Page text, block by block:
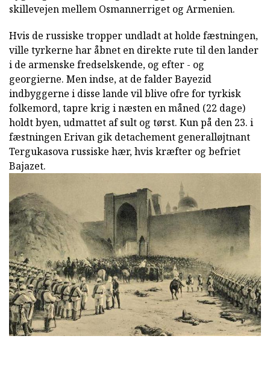
skillevejen mellem Osmannerriget og Armenien.
Hvis de russiske tropper undladt at holde fæstningen,
ville tyrkerne har åbnet en direkte rute til den lander
i de armenske fredselskende, og efter - og
georgierne. Men indse, at de falder Bayezid
indbyggerne i disse lande vil blive ofre for tyrkisk
folkemord, tapre krig i næsten en måned (22 dage)
holdt byen, udmattet af sult og tørst. Kun på den 23. i
fæstningen Erivan gik detachement generalløjtnant
Tergukasova russiske hær, hvis kræfter og befriet
Bajazet.